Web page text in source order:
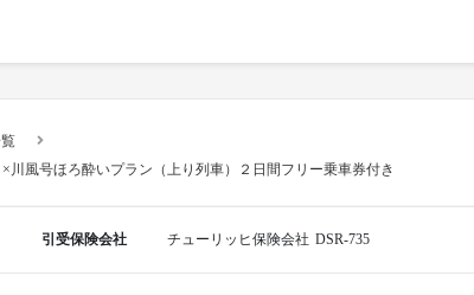
風号ほろ酔いプラン（上り列車）２日間フリー乗車券付き
引受保険会社 チューリッヒ保険会社 DSR-735